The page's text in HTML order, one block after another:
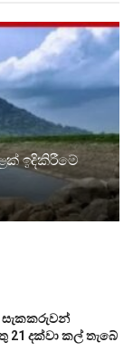
ඉදිකිරීමේ
සැකකරුවන්
21 දක්වා කල් තැබේ